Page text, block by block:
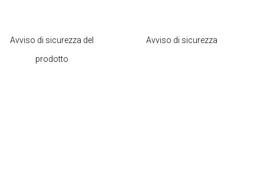
Avviso di sicurezza del
prodotto
Avviso di sicurezza